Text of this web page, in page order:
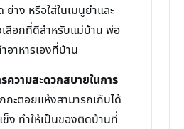
าง หรือใส่ในเมนูยำและ
เลือกที่ดีสำหรับแม่บ้าน พ่อ
าหารเองที่บ้าน
ความสะดวกสบายในการ
กะตอยแห้งสามารถเก็บได้
ง ทำให้เป็นของติดบ้านที่